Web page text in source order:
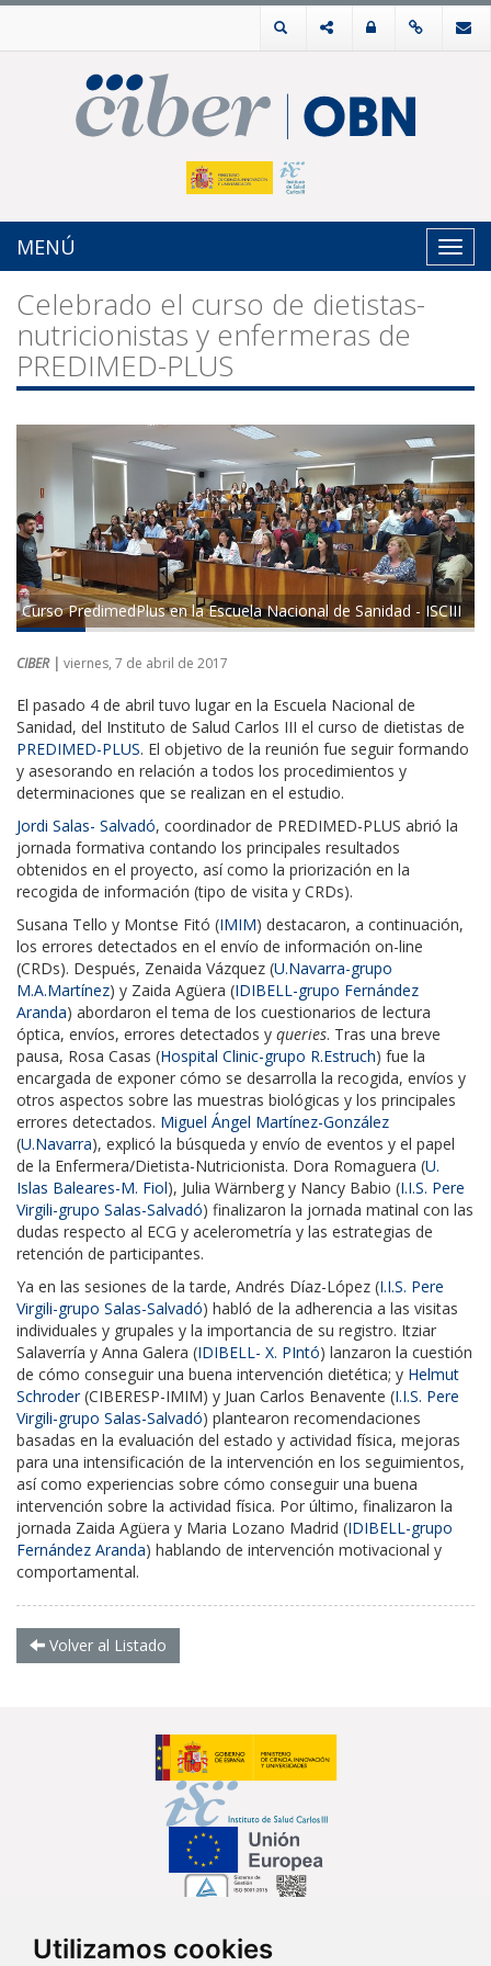
Utilizamos cookies
MENÚ
Celebrado el curso de dietistas-
nutricionistas y enfermeras de
PREDIMED-PLUS
Curso PredimedPlus en la Escuela Nacional de Sanidad - ISCIII
CIBER | viernes, 7 de abril de 2017
El pasado 4 de abril tuvo lugar en la Escuela Nacional de
Sanidad, del Instituto de Salud Carlos III el curso de dietistas de
PREDIMED-PLUS. El objetivo de la reunión fue seguir formando
y asesorando en relación a todos los procedimientos y
determinaciones que se realizan en el estudio.
Jordi Salas- Salvadó, coordinador de PREDIMED-PLUS abrió la
jornada formativa contando los principales resultados
obtenidos en el proyecto, así como la priorización en la
recogida de información (tipo de visita y CRDs).
Susana Tello y Montse Fitó (IMIM) destacaron, a continuación,
los errores detectados en el envío de información on-line
(CRDs). Después, Zenaida Vázquez (U.Navarra-grupo
M.A.Martínez) y Zaida Agüera (IDIBELL-grupo Fernández
Aranda) abordaron el tema de los cuestionarios de lectura
óptica, envíos, errores detectados y queries. Tras una breve
pausa, Rosa Casas (Hospital Clinic-grupo R.Estruch) fue la
encargada de exponer cómo se desarrolla la recogida, envíos y
otros aspectos sobre las muestras biológicas y los principales
errores detectados. Miguel Ángel Martínez-González
(U.Navarra), explicó la búsqueda y envío de eventos y el papel
de la Enfermera/Dietista-Nutricionista. Dora Romaguera (U.
Islas Baleares-M. Fiol), Julia Wärnberg y Nancy Babio (I.I.S. Pere
Virgili-grupo Salas-Salvadó) finalizaron la jornada matinal con las
dudas respecto al ECG y acelerometría y las estrategias de
retención de participantes.
Ya en las sesiones de la tarde, Andrés Díaz-López (I.I.S. Pere
Virgili-grupo Salas-Salvadó) habló de la adherencia a las visitas
individuales y grupales y la importancia de su registro. Itziar
Salaverría y Anna Galera (IDIBELL- X. PIntó) lanzaron la cuestión
de cómo conseguir una buena intervención dietética; y Helmut
Schroder(CIBERESP-IMIM) y Juan Carlos Benavente (I.I.S. Pere
Virgili-grupo Salas-Salvadó) plantearon recomendaciones
basadas en la evaluación del estado y actividad física, mejoras
para una intensificación de la intervención en los seguimientos,
así como experiencias sobre cómo conseguir una buena
intervención sobre la actividad física. Por último, finalizaron la
jornada Zaida Agüera y Maria Lozano Madrid (IDIBELL-grupo
Fernández Aranda) hablando de intervención motivacional y
comportamental.
Volver al Listado
Síguenos en...